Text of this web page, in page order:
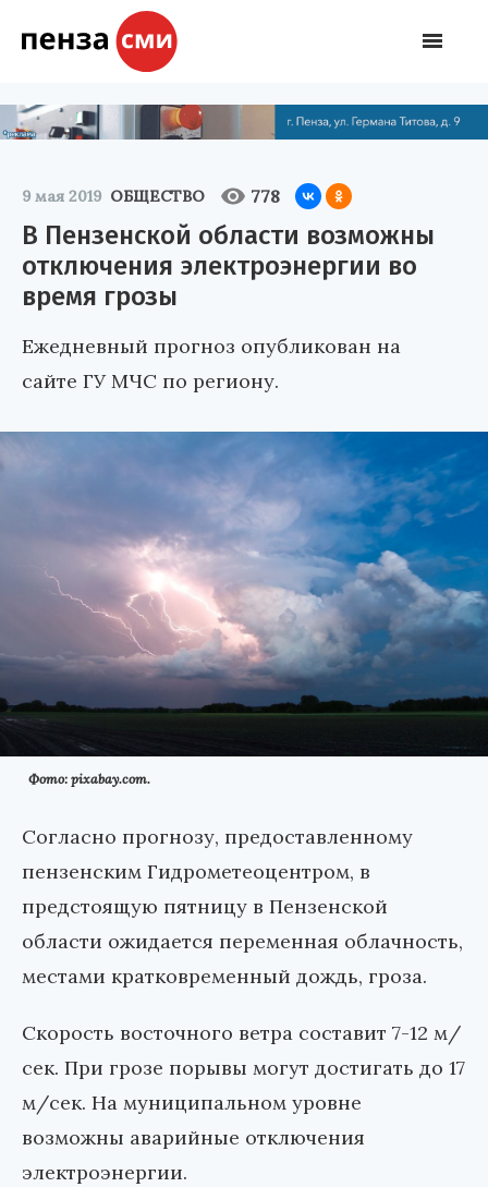
9 мая 2019 ОБЩЕСТВО 778
В Пензенской области возможны
отключения электроэнергии во
время грозы
Ежедневный прогноз опубликован на
сайте ГУ МЧС по региону.
Фото: pixabay.com.
Согласно прогнозу, предоставленному
пензенским Гидрометеоцентром, в
предстоящую пятницу в Пензенской
области ожидается переменная облачность,
местами кратковременный дождь, гроза.
Скорость восточного ветра составит 7-12 м/
сек. При грозе порывы могут достигать до 17
м/сек. На муниципальном уровне
возможны аварийные отключения
электроэнергии.